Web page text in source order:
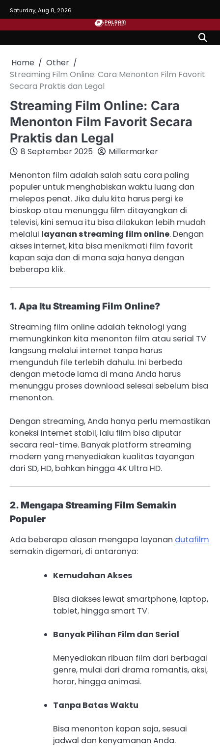
to
content
Saturday, Aug 8, 2026
Home
Other
Streaming Film Online: Cara Menonton Film Favorit
Secara Praktis dan Legal
Streaming Film Online: Cara
Menonton Film Favorit Secara
Praktis dan Legal
8 September 2025 Millermarker
Menonton film adalah salah satu cara paling
populer untuk menghabiskan waktu luang dan
melepas penat. Jika dulu kita harus pergi ke
bioskop atau menunggu film ditayangkan di
televisi, kini semua itu bisa dilakukan lebih mudah
melalui layanan streaming film online. Dengan
akses internet, kita bisa menikmati film favorit
kapan saja dan di mana saja hanya dengan
beberapa klik.
1. Apa Itu Streaming Film Online?
Streaming film online adalah teknologi yang
memungkinkan kita menonton film atau serial TV
langsung melalui internet tanpa harus
mengunduh file terlebih dahulu. Ini berbeda
dengan metode lama di mana Anda harus
menunggu proses download selesai sebelum bisa
menonton.
Dengan streaming, Anda hanya perlu memastikan
koneksi internet stabil, lalu film bisa diputar
secara real-time. Banyak platform streaming
modern yang menyediakan kualitas tayangan
dari SD, HD, bahkan hingga 4K Ultra HD.
2. Mengapa Streaming Film Semakin
Populer
Ada beberapa alasan mengapa layanan dutafilm
semakin digemari, di antaranya:
Kemudahan Akses
Bisa diakses lewat smartphone, laptop,
tablet, hingga smart TV.
Banyak Pilihan Film dan Serial
Menyediakan ribuan film dari berbagai
genre, mulai dari drama romantis, aksi,
horor, hingga animasi.
Tanpa Batas Waktu
Bisa menonton kapan saja, sesuai
jadwal dan kenyamanan Anda.